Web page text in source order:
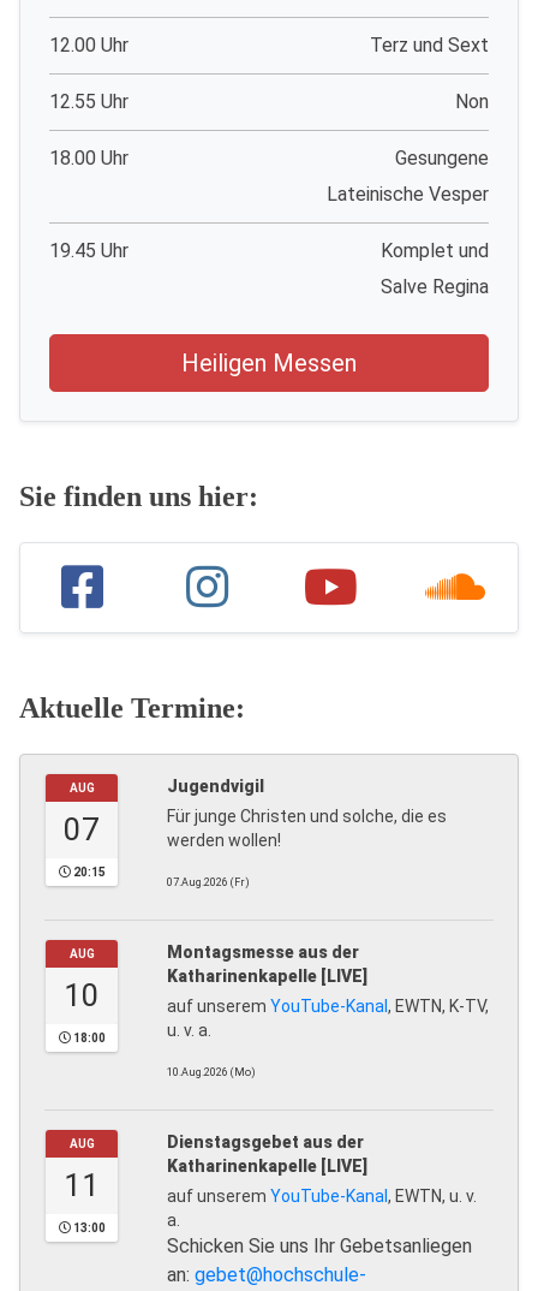
12.00 Uhr Terz und Sext
12.55 Uhr Non
18.00 Uhr
Gesungene
Lateinische Vesper
19.45 Uhr
Komplet und
Salve Regina
Heiligen Messen
Sie finden uns hier:
Aktuelle Termine:
AUG
07
20:15
Jugendvigil
Für junge Christen und solche, die es
werden wollen!
07.Aug.2026 (Fr)
AUG
10
18:00
Montagsmesse aus der
Katharinenkapelle [LIVE]
auf unserem YouTube-Kanal, EWTN, K-TV,
u. v. a.
10.Aug.2026 (Mo)
AUG
11
13:00
Dienstagsgebet aus der
Katharinenkapelle [LIVE]
auf unserem YouTube-Kanal, EWTN, u. v.
a.
Schicken Sie uns Ihr Gebetsanliegen
an: gebet@hochschule-